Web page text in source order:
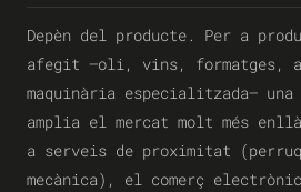
Depèn del producte. Per a
afegit —oli, vins, formatges,
maquinària especialitzada—
amplia el mercat molt més
a serveis de proximitat
mecànica), el comerç